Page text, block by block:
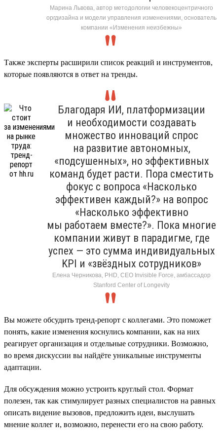
Марина Львова, автор методологии человекоцентричного
оргдизайна и модели управления изменениями, основатель
компании «Изменения неизбежны»
Также эксперты расширили список реакций и инструментов,
которые появляются в ответ на тренды.
Благодаря ИИ, платформизации
и необходимости создавать
множество инноваций спрос
на развитие автономных,
«подсушенных», но эффективных
команд будет расти. Пора сместить
фокус с вопроса «Насколько
эффективен каждый?» на вопрос
«Насколько эффективно
мы работаем вместе?». Пока многие
компании живут в парадигме, где
успех — это сумма индивидуальных
KPI и «звёздных сотрудников»
Елена Черникова, PHD, CEO Invisible Force, амбассадор
Stanford Center of Longevity
Вы можете обсудить тренд-репорт с коллегами. Это поможет
понять, какие изменения коснулись компании, как на них
реагирует организация и отдельные сотрудники. Возможно,
во время дискуссии вы найдёте уникальные инструменты
адаптации.
Для обсуждения можно устроить круглый стол. Формат
полезен, так как стимулирует разных специалистов на равных
описать видение вызовов, предложить идеи, выслушать
мнение коллег и, возможно, перенести его на свою работу.